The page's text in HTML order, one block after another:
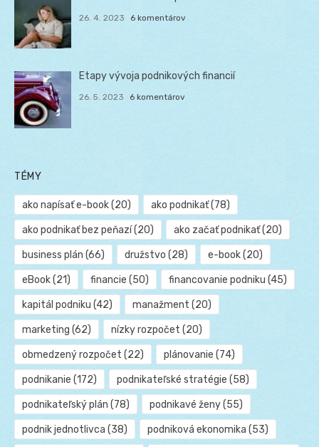
26. 4. 2023 6 komentárov
Etapy vývoja podnikových financií
26. 5. 2023 6 komentárov
TÉMY
ako napísať e-book(20) ako podnikať(78)
ako podnikať bez peňazí(20) ako začať podnikať(20)
business plán (66) družstvo (28) e-book(20)
eBook(21) financie (50) financovanie podniku (45)
kapitál podniku (42) manažment (20)
marketing (62) nízky rozpočet (20)
obmedzený rozpočet (22) plánovanie (74)
podnikanie (172) podnikateľské stratégie (58)
podnikateľský plán (78) podnikavé ženy(55)
podnik jednotlivca (38) podniková ekonomika (53)